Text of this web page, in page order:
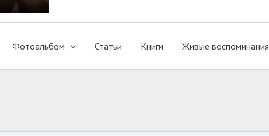
Фотоальбом Статьи Книги Живые воспоминания